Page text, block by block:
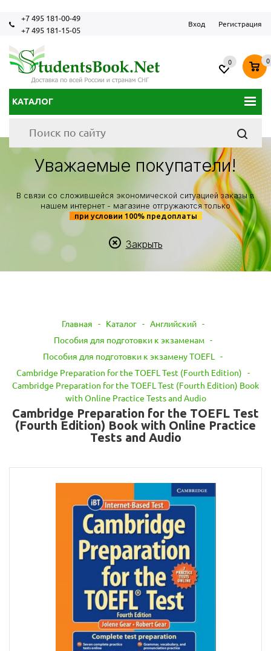
+7 495 181-00-49
+7 495 181-15-05
Вход Регистрация
КАТАЛОГ
0 0
Уважаемые покупатели!
В связи со сложившейся экономической ситуацией заказы в
нашем интернет - магазине отгружаются только
при условии 100% предоплаты
Закрыть
Главная - Каталог - Английский -
Пособия для подготовки к экзаменам -
Пособия для подготовки к экзамену TOEFL
-
Cambridge Preparation for the TOEFL Test (Fourth Edition) -
Cambridge Preparation for the TOEFL Test (Fourth Edition) Book
with Online Practice Tests and Audio
Cambridge Preparation for the TOEFL Test
(Fourth Edition) Book with Online Practice
Tests and Audio